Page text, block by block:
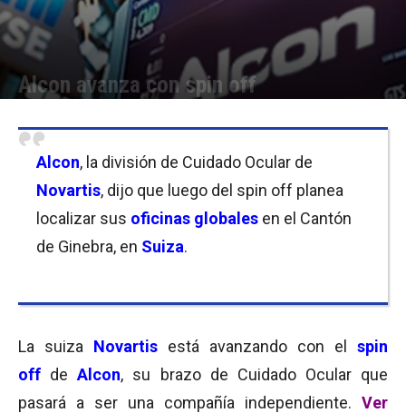
Alcon avanza con spin off
Alcon, la división de Cuidado Ocular de
Novartis, dijo que luego del spin off planea
localizar sus oficinas globales en el Cantón
de Ginebra, en Suiza.
La suiza Novartis está avanzando con el spin
off deAlcon, su brazo de Cuidado Ocular que
pasará a ser una compañía independiente. Ver